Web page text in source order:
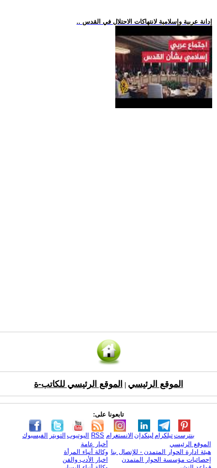
.. إدانة عربية وإسلامية لانتهاكات الاحتلال في القدس
الموقع الرئيسي الموقع الرئيسي للكاتب-ة
تابعونا على:
الفيسبوك التويتر اليوتيوب RSS الانستغرام لينكدإن تيلكرامبنترست
الموقع الرئيسي
هيئة ادارة الحوار المتمدن - للإتصال بنا
إحصائيات مؤسسة الحوار المتمدن
أخبار عامة
وكالة أنباء المرأة
اخبار الأدب والفن